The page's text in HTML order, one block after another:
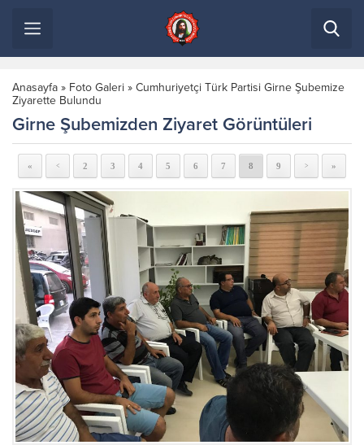
Anasayfa » Foto Galeri » Cumhuriyetçi Türk Partisi Girne Şubemize
Ziyarette Bulundu
Girne Şubemizden Ziyaret Görüntüleri
« < 2 3 4 5 6 7 8 9 > »